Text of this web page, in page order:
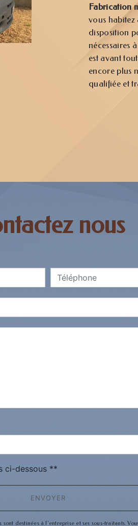
Fabrication
vous habitez
disposition
nécessaires
est avant
encore plus
qualifiée et
nous
ci-dessous **
ENVOYER
destinées à l'entreprise et ses sous-traitants.